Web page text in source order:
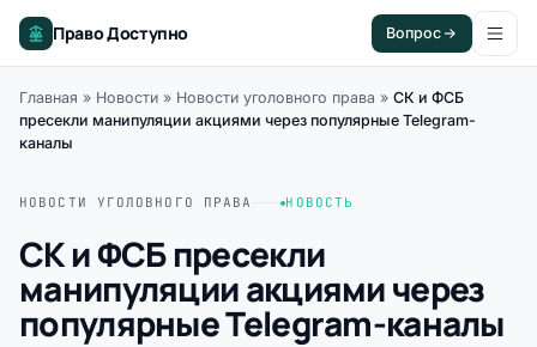
Право Доступно Вопрос
Главная » Новости » Новости уголовного права » СК и ФСБ
пресекли манипуляции акциями через популярные Telegram-
каналы
НОВОСТИ УГОЛОВНОГО ПРАВА НОВОСТЬ
СК и ФСБ пресекли
манипуляции акциями через
популярные Telegram-каналы